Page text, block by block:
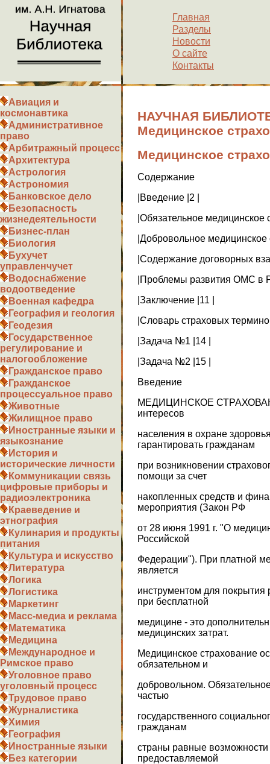
Главная
Разделы
Новости
О сайте
Контакты
Авиация и
космонавтика
Административное
право
Арбитражный процесс
Архитектура
Астрология
Астрономия
Банковское дело
Безопасность
жизнедеятельности
Бизнес-план
Биология
Бухучет
управленчучет
Водоснабжение
водоотведение
Военная кафедра
География и геология
Геодезия
Государственное
регулирование и
налогообложение
Гражданское право
Гражданское
процессуальное право
Животные
Жилищное право
Иностранные языки и
языкознание
История и
исторические личности
Коммуникации связь
цифровые приборы и
радиоэлектроника
Краеведение и
этнография
Кулинария и продукты
питания
Культура и искусство
Литература
Логика
Логистика
Маркетинг
Масс-медиа и реклама
Математика
Медицина
Международное и
Римское право
Уголовное право
уголовный процесс
Трудовое право
Журналистика
Химия
География
Иностранные языки
Без категории
НАУЧНАЯ
Медицинское
Медицинское
Содержание
|Введение |2 |
|Обязательное
|Добровольное
|Содержание договорных
|Проблемы развития ОМС в
|Заключение |11 |
|Словарь страховых
|Задача №1 |14 |
|Задача №2 |15 |
Введение
МЕДИЦИНСКОЕ
интересов
населения в охране
гарантировать гражданам
при возникновении
помощи за счет
накопленных средств и
мероприятия (Закон РФ
от 28 июня 1991 г. "О
Российской
Федерации"). При платной
является
инструментом для
при бесплатной
медицине - это
медицинских затрат.
Медицинское страхование
обязательном и
добровольном.
частью
государственного
гражданам
страны равные
предоставляемой